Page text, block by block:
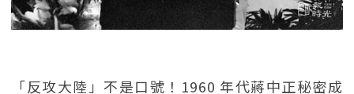
「反攻大陸」不是口號！1960 年代蔣中正秘密成